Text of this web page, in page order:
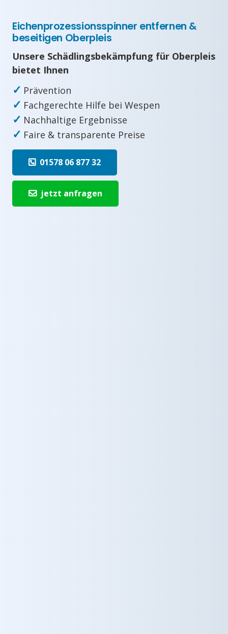
Eichenprozessionsspinner entfernen &
beseitigen Oberpleis
Unsere Schädlingsbekämpfung für Oberpleis
bietet Ihnen
✓ Prävention
✓ Fachgerechte Hilfe bei Wespen
✓ Nachhaltige Ergebnisse
✓ Faire & transparente Preise
01578 06 877 32
jetzt anfragen